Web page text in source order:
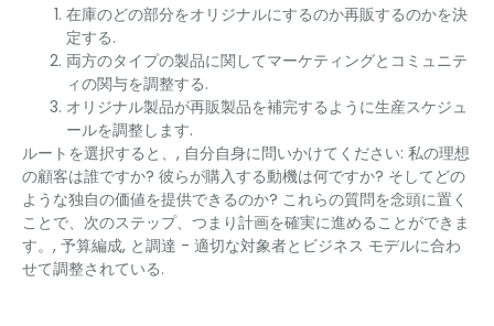
在庫のどの部分をオリジナルにするのか再販するのかを決
定する.
両方のタイプの製品に関してマーケティングとコミュニテ
ィの関与を調整する.
オリジナル製品が再販製品を補完するように生産スケジュ
ールを調整します.
ルートを選択すると、, 自分自身に問いかけてください: 私の理想
の顧客は誰ですか? 彼らが購入する動機は何ですか? そしてどの
ような独自の価値を提供できるのか? これらの質問を念頭に置く
ことで、次のステップ、つまり計画を確実に進めることができま
す。, 予算編成, と調達 - 適切な対象者とビジネス モデルに合わ
せて調整されている.